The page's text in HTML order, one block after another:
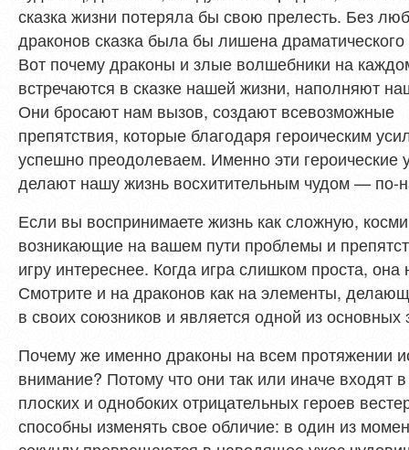
сказка жизни потеряла бы свою прелесть. Без
драконов сказка была бы лишена
Вот почему драконы и злые волшебники на
встречаются в сказке нашей жизни, наполняют
Они бросают нам вызов, создают всевозможные
препятствия, которые благодаря героическим
успешно преодолеваем. Именно эти героические
делают нашу жизнь восхитительным чудом — по-
Если вы воспринимаете жизнь как сложную,
возникающие на вашем пути проблемы и
игру интереснее. Когда игра слишком проста,
Смотрите и на драконов как на элементы,
в своих союзников и является одной из
Почему же именно драконы на всем протяжении
внимание? Потому что они так или иначе входят
плоских и однобоких отрицательных героев
способны изменять свое обличие: в один из